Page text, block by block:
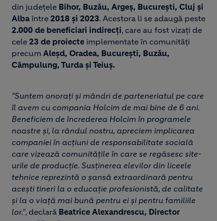
din județele Bihor, Buzău, Argeș, București, Cluj și
Alba între 2018 și 2023. Acestora li se adaugă peste
2.000 de beneficiari indirecți, care au fost vizați de
cele 23 de proiecte implementate în comunități
precum Aleșd, Oradea, București, Buzău,
Câmpulung, Turda și Teiuș.
”Suntem onorați și mândri de parteneriatul pe care
îl avem cu compania Holcim de mai bine de 6 ani.
Beneficiem de încrederea Holcim în programele
noastre și, la rândul nostru, apreciem implicarea
companiei în acțiuni de responsabilitate socială
care vizează comunitățile în care se regăsesc site-
urile de producție. Susținerea elevilor din liceele
tehnice reprezintă o șansă extraordinară pentru
acești tineri la o educație profesionistă, de calitate
și la o viață mai bună pentru ei și pentru familiile
lor.”, declară Beatrice Alexandrescu, Director